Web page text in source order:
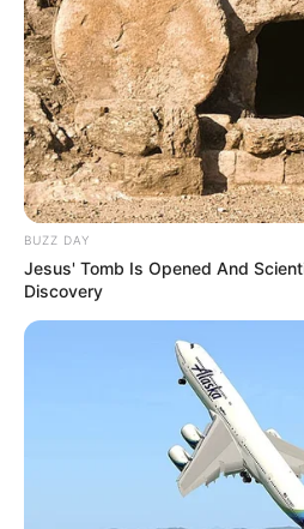
BUZZ DAY
Jesus' Tomb Is Opened And
Discovery